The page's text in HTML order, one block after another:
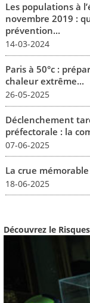
Les populations à
novembre 2019 :
prévention...
14-03-2024
Paris à 50°c :
chaleur extrême...
26-05-2025
Déclenchement
préfectorale : la
07-06-2025
La crue
18-06-2025
Découvrez le